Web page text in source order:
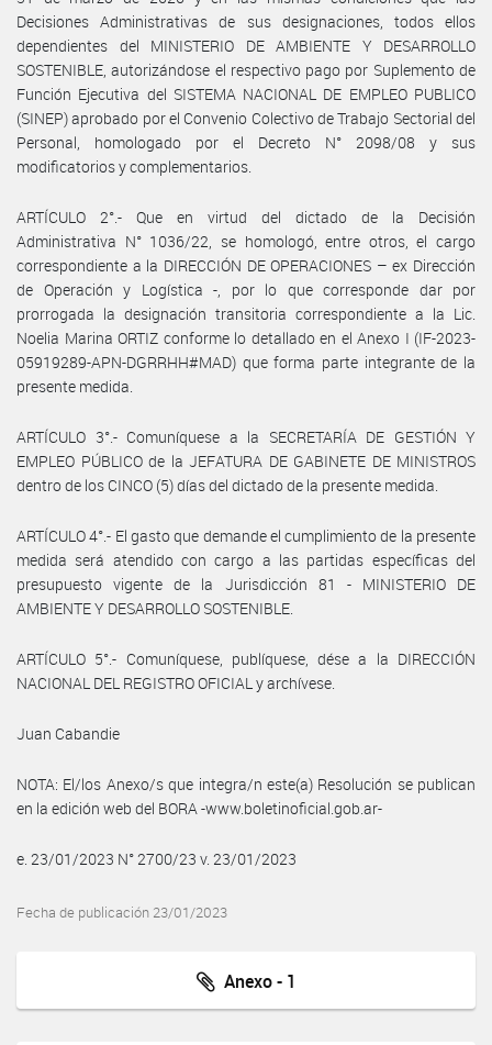
Decisiones Administrativas de sus designaciones, todos ellos
dependientes del MINISTERIO DE AMBIENTE Y DESARROLLO
SOSTENIBLE, autorizándose el respectivo pago por Suplemento de
Función Ejecutiva del SISTEMA NACIONAL DE EMPLEO PUBLICO
(SINEP) aprobado por el Convenio Colectivo de Trabajo Sectorial del
Personal, homologado por el Decreto N° 2098/08 y sus
modificatorios y complementarios.
ARTÍCULO 2°.- Que en virtud del dictado de la Decisión
Administrativa N° 1036/22, se homologó, entre otros, el cargo
correspondiente a la DIRECCIÓN DE OPERACIONES – ex Dirección
de Operación y Logística -, por lo que corresponde dar por
prorrogada la designación transitoria correspondiente a la Lic.
Noelia Marina ORTIZ conforme lo detallado en el Anexo I (IF-2023-
05919289-APN-DGRRHH#MAD) que forma parte integrante de la
presente medida.
ARTÍCULO 3°.- Comuníquese a la SECRETARÍA DE GESTIÓN Y
EMPLEO PÚBLICO de la JEFATURA DE GABINETE DE MINISTROS
dentro de los CINCO (5) días del dictado de la presente medida.
ARTÍCULO 4°.- El gasto que demande el cumplimiento de la presente
medida será atendido con cargo a las partidas específicas del
presupuesto vigente de la Jurisdicción 81 - MINISTERIO DE
AMBIENTE Y DESARROLLO SOSTENIBLE.
ARTÍCULO 5°.- Comuníquese, publíquese, dése a la DIRECCIÓN
NACIONAL DEL REGISTRO OFICIAL y archívese.
Juan Cabandie
NOTA: El/los Anexo/s que integra/n este(a) Resolución se publican
en la edición web del BORA -www.boletinoficial.gob.ar-
e. 23/01/2023 N° 2700/23 v. 23/01/2023
Fecha de publicación 23/01/2023
Anexo - 1